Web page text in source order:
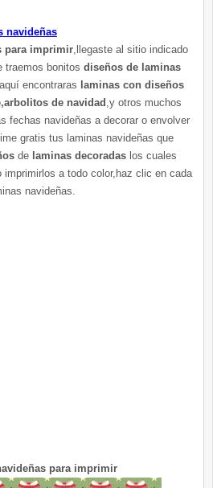
navideñas
para imprimir ,llegaste al sitio indicado
traemos bonitos diseños de laminas
aquí encontraras laminas con diseños
de navidad ,y otros muchos
fechas navideñas a decorar o envolver
gratis tus laminas navideñas que
de laminas decoradas los cuales
a todo color,haz clic en cada
navideñas.
para imprimir